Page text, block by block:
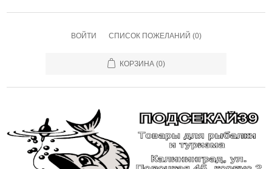
ВОЙТИ СПИСОК ПОЖЕЛАНИЙ (0)
КОРЗИНА (0)